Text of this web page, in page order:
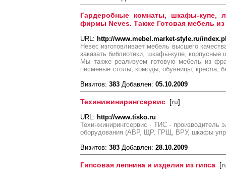
Гардеробные комнаты, шкафы-купе,
фирмы Neves. Также Готовая мебель
URL: http://www.mebel.market-style.ru/
Невес изготовливает мебель высшего
заказать библиотеки, шкафы-купе,
Мы также реализуем готовую мебель из
писменые столы, комоды, обувницы, кресла,
Визитов: 383 Добавлен: 05.10.2009
Техинижинирингсервис [ru]
URL: http://www.tisko.ru
Техинжинирингсервис - ТИС - производитель
оборудования (АВР, ЩР, ГРЩ, ВРУ, шкафы
Визитов: 383 Добавлен: 28.10.2009
Гипсовая лепнина и изделия из гипса [